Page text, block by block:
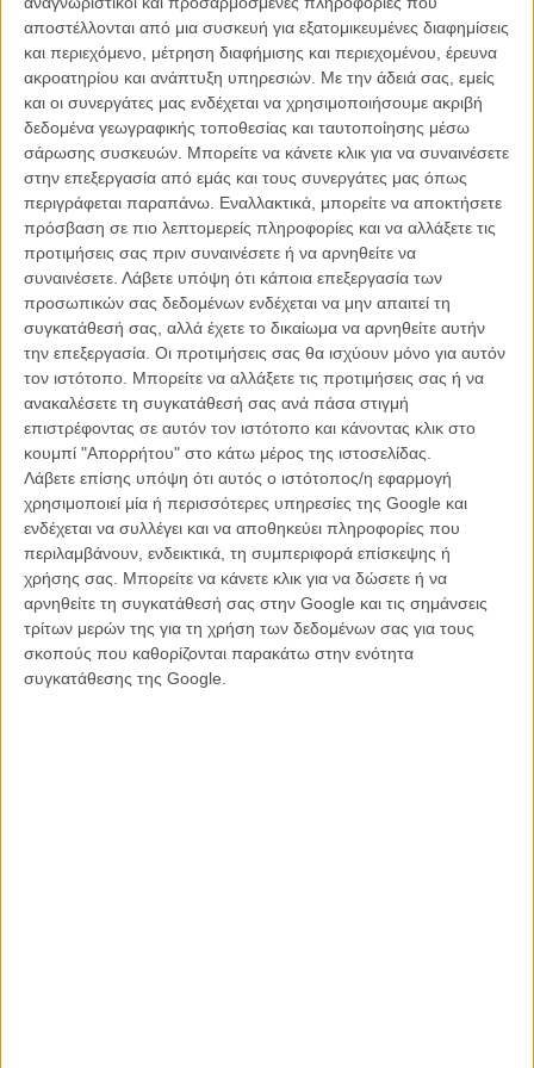
αποστέλλονται από μια συσκευή για εξατομικευμένες διαφημίσεις
και περιεχόμενο, μέτρηση διαφήμισης και περιεχομένου, έρευνα
ακροατηρίου και ανάπτυξη υπηρεσιών. Με την άδειά σας, εμείς
και οι συνεργάτες μας ενδέχεται να χρησιμοποιήσουμε ακριβή
δεδομένα γεωγραφικής τοποθεσίας και ταυτοποίησης μέσω
σάρωσης συσκευών. Μπορείτε να κάνετε κλικ για να συναινέσετε
στην επεξεργασία από εμάς και τους συνεργάτες μας όπως
περιγράφεται παραπάνω. Εναλλακτικά, μπορείτε να αποκτήσετε
πρόσβαση σε πιο λεπτομερείς πληροφορίες και να αλλάξετε τις
προτιμήσεις σας πριν συναινέσετε ή να αρνηθείτε να
συναινέσετε. Λάβετε υπόψη ότι κάποια επεξεργασία των
προσωπικών σας δεδομένων ενδέχεται να μην απαιτεί τη
συγκατάθεσή σας, αλλά έχετε το δικαίωμα να αρνηθείτε αυτήν
την επεξεργασία. Οι προτιμήσεις σας θα ισχύουν μόνο για αυτόν
τον ιστότοπο. Μπορείτε να αλλάξετε τις προτιμήσεις σας ή να
ανακαλέσετε τη συγκατάθεσή σας ανά πάσα στιγμή
επιστρέφοντας σε αυτόν τον ιστότοπο και κάνοντας κλικ στο
κουμπί "Απορρήτου" στο κάτω μέρος της ιστοσελίδας.
Λάβετε επίσης υπόψη ότι αυτός ο ιστότοπος/η εφαρμογή
χρησιμοποιεί μία ή περισσότερες υπηρεσίες της Google και
ενδέχεται να συλλέγει και να αποθηκεύει πληροφορίες που
περιλαμβάνουν, ενδεικτικά, τη συμπεριφορά επίσκεψης ή
χρήσης σας. Μπορείτε να κάνετε κλικ για να δώσετε ή να
αρνηθείτε τη συγκατάθεσή σας στην Google και τις σημάνσεις
τρίτων μερών της για τη χρήση των δεδομένων σας για τους
σκοπούς που καθορίζονται παρακάτω στην ενότητα
συγκατάθεσης της Google.
πατά γερά στην απομυθοποίηση του δημόσιου αξιώματος από
τους Ευρωπαίους πολίτες.
Η ταινία ακολουθεί τη ρουτίνα του Υπουργού Μεταφορών και των
παρατρεχάμενών του - ο Ολιβιέ Γκουρμέ, με τις εναλλαγές από την
παγωμένη έκφραση στη συναισθηματική έκρηξη, μέχρι και την
υστερία, είναι όπως πάντα συγκονιστικός - στην πορεία τους να
διαχειριστούν ένα τραγικό δυστύχημα. Η ιδέα που διατρέχει κάθε
σκηνή, στο στακάτο μοντάζ, είναι πως οι αληθινές τραγωδίες ζωών
που αναδιαμορφώνονται ή καταστρέφονται κάθε στιγμή που περνά,
δεν είναι παρά bullets στο ημερήσιο πρόγραμμα των πολιτικών που
σα μαριονέτες σε fast forward ανακατεύουν τα χαρτιά της μοίρας.
Μια σειρά από άντρες που είναι νάρκισσοι της εξουσίας, τρέφονται
από την άσκησή της, προσποιούμενοι τους ηγέτες ή τις δυναμικές
φιγούρες, κάνοντας μια τρύπα στο νερό. Αυτή η κρουστή
ατμόσφαιρα χωρίς κανένα υπόβαθρο ή αποτέλεσμα, πείθει με τον
πιο παράξενο, ιδιόμορφο τρόπο ότι υπάρχει κάτι σάπιο, ολότελα
σαθρό στην πολιτική σκηνή της Ευρώπης.
Αν κάτι, η πυκνότητα και η ένταση της ταινίας, γεμάτη υποσχέσεις
ανατροπών και εσωτερικών εκρήξεων κάθε στιγμή, δεν οδηγεί παρά
σ’ ένα υπόκωφο, άδειο φινάλε. Οπως, άλλωστε, και μια σωστή…
προεκλογική εκστρατεία. Μπορεί αυτή η επιλογή ν’ αφήνει στον
θεατή το αίσθημα του ανεκπλήρωτου, ιδεολογικά όμως συμβαδίζει
απόλυτα με το νόημα της ταινίας.